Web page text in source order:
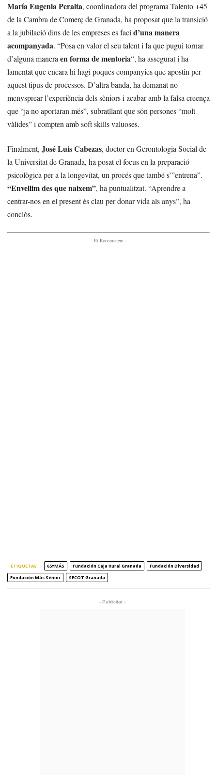
María Eugenia Peralta, coordinadora del programa Talento +45
de la Cambra de Comerç de Granada, ha proposat que la transició
a la jubilació dins de les empreses es facid’una manera
acompanyada. “Posa en valor el seu talent i fa que pugui tornar
d’alguna maneraen forma de mentoria“, ha assegurat i ha
lamentat que encara hi hagi poques companyies que apostin per
aquest tipus de processos. D’altra banda, ha demanat no
menysprear l’experiència dels sèniors i acabar amb la falsa creença
que “ja no aportaran més”, subratllant que són persones “molt
vàlides” i compten amb soft skills valuoses.
Finalment, José Luis Cabezas, doctor en Gerontologia Social de
la Universitat de Granada, ha posat el focus en la preparació
psicològica per a la longevitat, un procés que també s’”entrena”.
“Envellim des que naixem”, ha puntualitzat. “Aprendre a
centrar-nos en el present és clau per donar vida als anys”, ha
conclòs.
- Et Recomanem -
ETIQUETAS 65YMÁS Fundación Caja Rural Granada
Fundación Diversidad
Fundación Más Sénior
SECOT Granada
- Publicitat -